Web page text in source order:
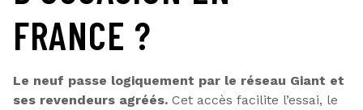
FRANCE ?
Le neuf passe logiquement par le réseau Giant et
ses revendeurs agréés. Cet accès facilite l’essai, le